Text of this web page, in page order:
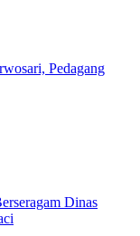
Pedagang
Dinas